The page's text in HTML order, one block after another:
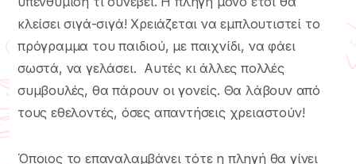
κλείσει σιγά-σιγά! Χρειάζεται να εμπλουτιστεί το
πρόγραμμα του παιδιού, με παιχνίδι, να φάει
σωστά, να γελάσει. Αυτές κι άλλες πολλές
συμβουλές, θα πάρουν οι γονείς. Θα λάβουν από
τους εθελοντές, όσες απαντήσεις χρειαστούν!
Όποιος το επαναλαμβάνει τότε η πληγή θα γίνει